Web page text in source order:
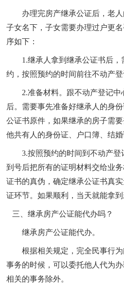
办理完房产继承公证后，老
子女名下，子女需要办理过户更
序如下：
1.继承人拿到继承公证书后
约，按照预约的时间前往不动产登
2.准备材料。跟不动产登记
后。需要事先准备好继承人的身
公证书原件，如果继承的房子需
他共有人的身份证、户口簿、结婚
3.按照预约的时间到不动产登
到号后把所有的证明材料交给业
证书的真伪，确定继承公证书真
证环节。如果顺利，当天就能拿到
三、继承房产公证能代办吗？
继承房产公证能代办。
根据相关规定，完全民事行
事务的时候，可以委托他人代为
相关的事务除外。